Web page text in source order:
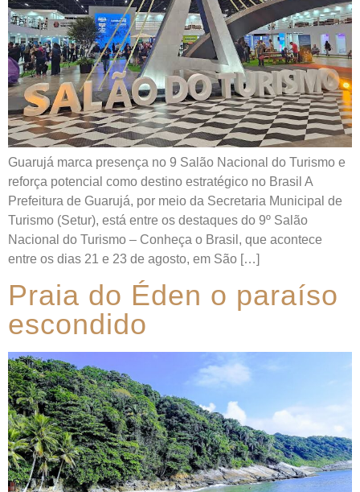
Guarujá marca presença no 9 Salão Nacional do Turismo e
reforça potencial como destino estratégico no Brasil A
Prefeitura de Guarujá, por meio da Secretaria Municipal de
Turismo (Setur), está entre os destaques do 9º Salão
Nacional do Turismo – Conheça o Brasil, que acontece
entre os dias 21 e 23 de agosto, em São […]
Praia do Éden o paraíso
escondido